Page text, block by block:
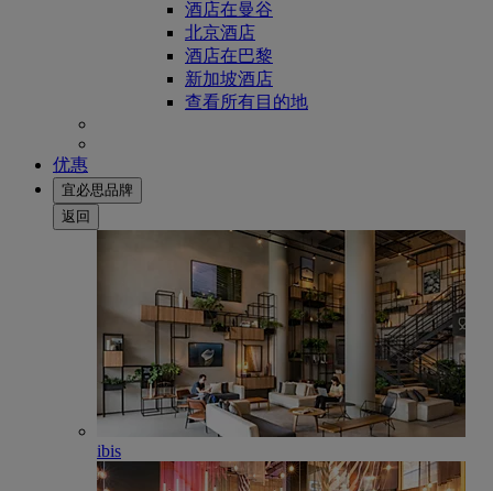
酒店在曼谷
北京酒店
酒店在巴黎
新加坡酒店
查看所有目的地
优惠
宜必思品牌
返回
ibis